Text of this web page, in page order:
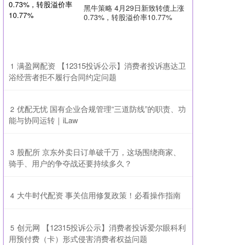
黑牛策略 4月29日新致转债上涨
0.73%，转股溢价率10.77%
1 ​满盈网配资 【12315投诉公示】消费者投诉惠达卫
浴经营者拒不履行合同约定问题
2 ​优配无忧 国有企业合规管理“三道防线”的职责、功
能与协同运转｜iLaw
3 ​股配所 京东外卖日订单破千万，这场围绕商家、
骑手、用户的争夺战还要持续多久？
4 ​大牛时代配资 事关信用修复政策！必看操作指南
5 ​创元网 【12315投诉公示】消费者投诉爱尔眼科利
用预付费（卡）形式侵害消费者权益问题